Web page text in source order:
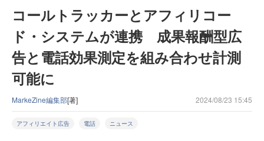
コールトラッカーとアフィリコー
ド・システムが連携 成果報酬型広
告と電話効果測定を組み合わせ計測
可能に
MarkeZine編集部[著] 2024/08/23 15:45
アフィリエイト広告 電話 ニュース